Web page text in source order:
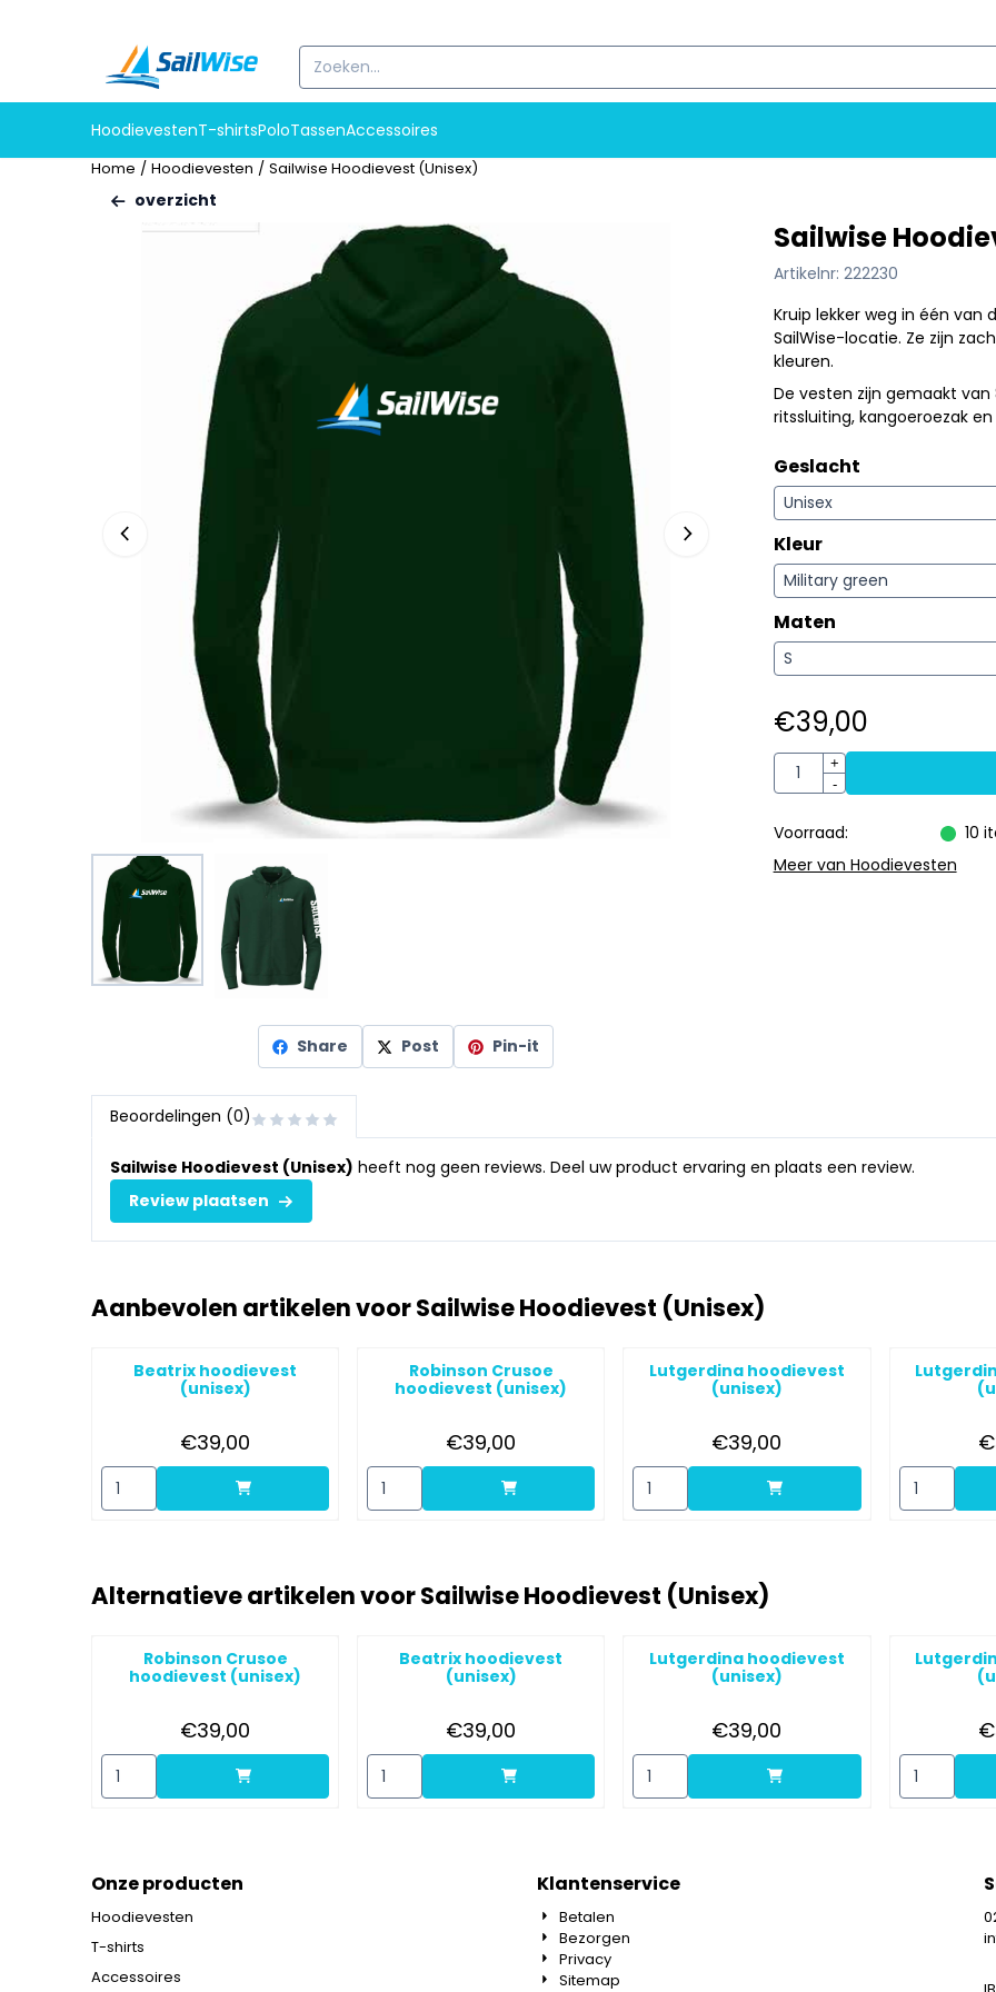
Zoeken
HoodievestenT-shirtsPoloTassenAccessoires
Home / Hoodievesten / Sailwise Hoodievest (Unisex)
overzicht
Share Post Pin-it
Sailwise
Artikelnr: 222230
Kruip lekker weg in één van
SailWise-locatie. Ze zijn
kleuren.
De vesten zijn gemaakt van
ritssluiting, kangoeroezak
Geslacht
Kleur
Maten
€39,00
Aantal
+
-
Voorraad: 10
Meer van Hoodievesten
Beoordelingen (0)
Sailwise Hoodievest (Unisex) heeft nog geen reviews. Deel uw product ervaring en plaats een review.
Review plaatsen
Aanbevolen artikelen voorSailwise Hoodievest (Unisex)
Beatrix hoodievest
(unisex)
Prijs: 39,00
€39,00
Aantal kiezen voor Beatrix hoodievest (unisex)
Robinson Crusoe
hoodievest (unisex)
Prijs: 39,00
€39,00
Aantal kiezen voor Robinson Crusoe hoodievest (unisex)
Lutgerdina hoodievest
(unisex)
Prijs: 39,00
€39,00
Aantal kiezen voor Lutgerdina hoodievest
Aantal
Alternatieve artikelen voorSailwise Hoodievest (Unisex)
Robinson Crusoe
hoodievest (unisex)
Prijs: 39,00
€39,00
Aantal kiezen voor Robinson Crusoe hoodievest (unisex)
Beatrix hoodievest
(unisex)
Prijs: 39,00
€39,00
Aantal kiezen voor Beatrix hoodievest (unisex)
Lutgerdina hoodievest
(unisex)
Prijs: 39,00
€39,00
Aantal kiezen voor Lutgerdina hoodievest
Aantal
Onze producten
Hoodievesten
T-shirts
Accessoires
Klantenservice
Betalen
Bezorgen
Privacy
Sitemap